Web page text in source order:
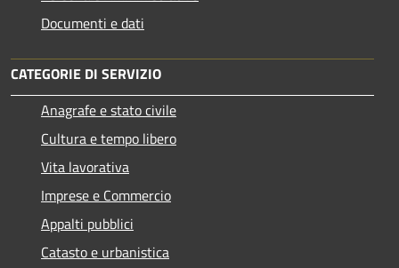
Documenti e dati
CATEGORIE DI SERVIZIO
Anagrafe e stato civile
Cultura e tempo libero
Vita lavorativa
Imprese e Commercio
Appalti pubblici
Catasto e urbanistica